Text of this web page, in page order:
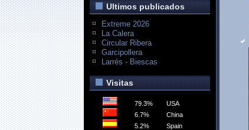
Ultimos publicados
Extreme 2026
La Calera
Circular Ribera
Garcipollera
Larrés - Biescas
Visitas
79.3%
USA
6.7%
China
5.2%
Spain